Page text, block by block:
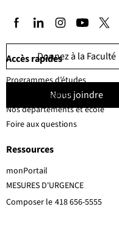
Donnez à la Faculté
Nous joindre
MESURES D'URGENCE
Composer le 418 656-5555
Accès rapides
Ressources
Programmes d’études
Corps professoral
Nos départements et école
Foire aux questions
monPortail